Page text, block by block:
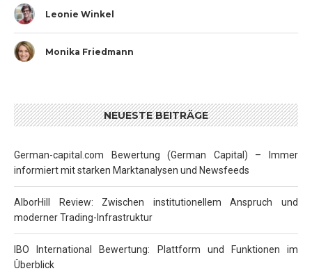
Leonie Winkel
Monika Friedmann
NEUESTE BEITRÄGE
German-capital.com Bewertung (German Capital) – Immer
informiert mit starken Marktanalysen und Newsfeeds
AlborHill Review: Zwischen institutionellem Anspruch und
moderner Trading-Infrastruktur
IBO International Bewertung: Plattform und Funktionen im
Überblick